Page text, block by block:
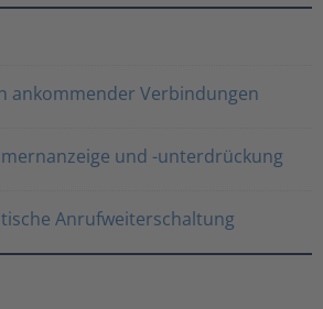
ankommender Verbindungen
und -unterdrückung
Anrufweiterschaltung